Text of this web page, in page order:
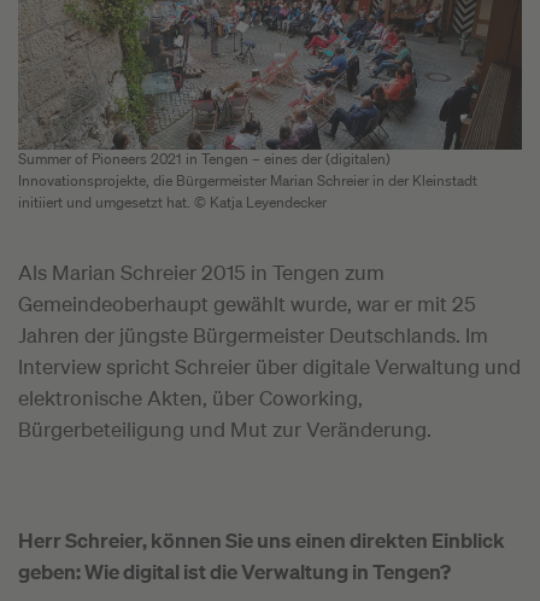
Summer of Pioneers 2021 in Tengen – eines der (digitalen)
Innovationsprojekte, die Bürgermeister Marian Schreier in der Kleinstadt
initiiert und umgesetzt hat. © Katja Leyendecker
Als Marian Schreier 2015 in Tengen zum
Gemeindeoberhaupt gewählt wurde, war er mit 25
Jahren der jüngste Bürgermeister Deutschlands. Im
Interview spricht Schreier über digitale Verwaltung und
elektronische Akten, über Coworking,
Bürgerbeteiligung und Mut zur Veränderung.
Herr Schreier, können Sie uns einen direkten Einblick
geben: Wie digital ist die Verwaltung in Tengen?